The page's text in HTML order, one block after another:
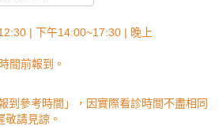
| 下午14:00~17:30 | 晚上
間前報到。
到參考時間」，因實際看診時間不盡相同
請見諒。